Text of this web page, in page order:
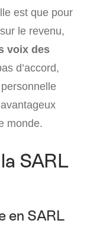
est que pour
le revenu,
voix des
d’accord,
monde.
SARL
en SARL